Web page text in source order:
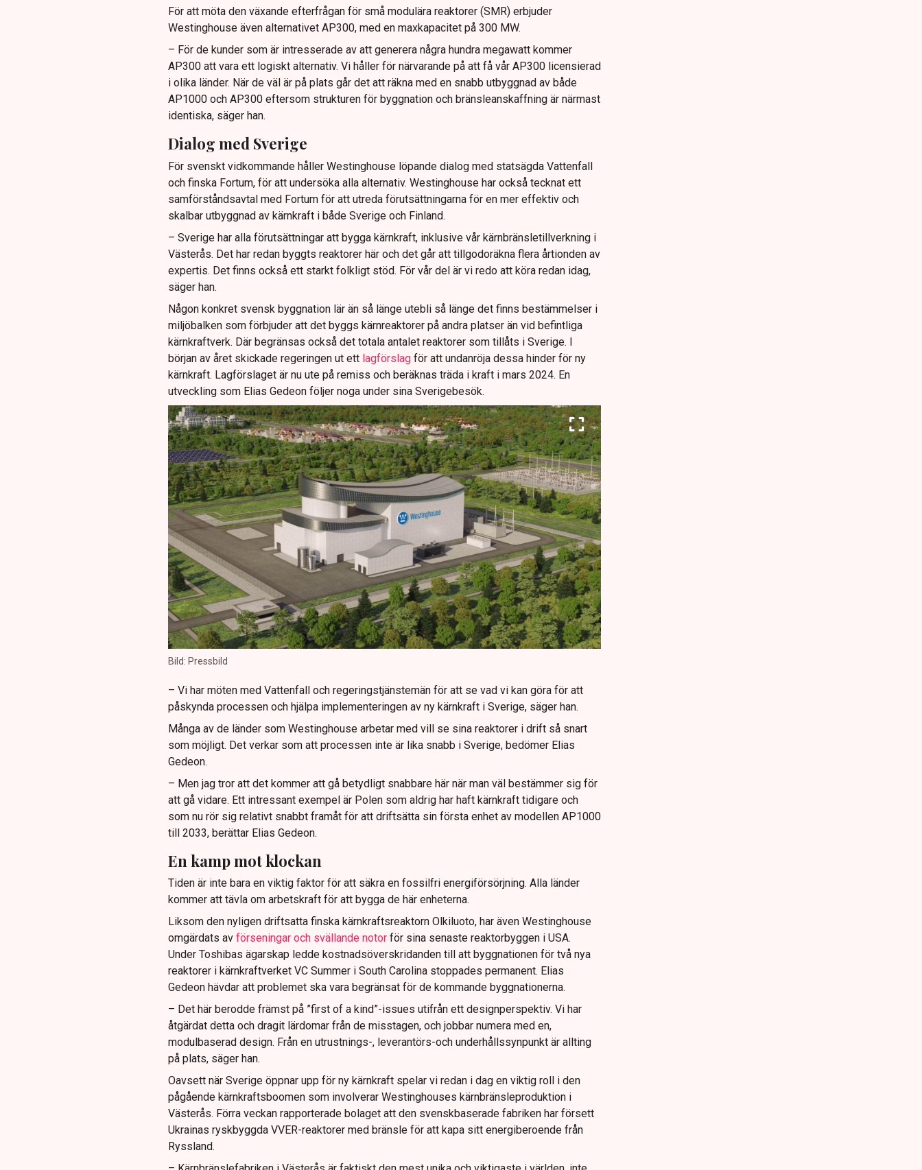
För att möta den växande efterfrågan för små modulära reaktorer (SMR) erbjuder
Westinghouse även alternativet AP300, med en maxkapacitet på 300 MW.
– För de kunder som är intresserade av att generera några hundra megawatt kommer
AP300 att vara ett logiskt alternativ. Vi håller för närvarande på att få vår AP300 licensierad
i olika länder. När de väl är på plats går det att räkna med en snabb utbyggnad av både
AP1000 och AP300 eftersom strukturen för byggnation och bränsleanskaffning är närmast
identiska, säger han.
Dialog med Sverige
För svenskt vidkommande håller Westinghouse löpande dialog med statsägda Vattenfall
och finska Fortum, för att undersöka alla alternativ. Westinghouse har också tecknat ett
samförståndsavtal med Fortum för att utreda förutsättningarna för en mer effektiv och
skalbar utbyggnad av kärnkraft i både Sverige och Finland.
– Sverige har alla förutsättningar att bygga kärnkraft, inklusive vår kärnbränsletillverkning i
Västerås. Det har redan byggts reaktorer här och det går att tillgodoräkna flera årtionden av
expertis. Det finns också ett starkt folkligt stöd. För vår del är vi redo att köra redan idag,
säger han.
Någon konkret svensk byggnation lär än så länge utebli så länge det finns bestämmelser i
miljöbalken som förbjuder att det byggs kärnreaktorer på andra platser än vid befintliga
kärnkraftverk. Där begränsas också det totala antalet reaktorer som tillåts i Sverige. I
början av året skickade regeringen ut ett lagförslag för att undanröja dessa hinder för ny
kärnkraft. Lagförslaget är nu ute på remiss och beräknas träda i kraft i mars 2024. En
utveckling som Elias Gedeon följer noga under sina Sverigebesök.
Bild: Pressbild
– Vi har möten med Vattenfall och regeringstjänstemän för att se vad vi kan göra för att
påskynda processen och hjälpa implementeringen av ny kärnkraft i Sverige, säger han.
Många av de länder som Westinghouse arbetar med vill se sina reaktorer i drift så snart
som möjligt. Det verkar som att processen inte är lika snabb i Sverige, bedömer Elias
Gedeon.
– Men jag tror att det kommer att gå betydligt snabbare här när man väl bestämmer sig för
att gå vidare. Ett intressant exempel är Polen som aldrig har haft kärnkraft tidigare och
som nu rör sig relativt snabbt framåt för att driftsätta sin första enhet av modellen AP1000
till 2033, berättar Elias Gedeon.
En kamp mot klockan
Tiden är inte bara en viktig faktor för att säkra en fossilfri energiförsörjning. Alla länder
kommer att tävla om arbetskraft för att bygga de här enheterna.
Liksom den nyligen driftsatta finska kärnkraftsreaktorn Olkiluoto, har även Westinghouse
omgärdats av förseningar och svällande notorför sina senaste reaktorbyggen i USA.
Under Toshibas ägarskap ledde kostnadsöverskridanden till att byggnationen för två nya
reaktorer i kärnkraftverket VC Summer i South Carolina stoppades permanent. Elias
Gedeon hävdar att problemet ska vara begränsat för de kommande byggnationerna.
– Det här berodde främst på ”first of a kind”-issues utifrån ett designperspektiv. Vi har
åtgärdat detta och dragit lärdomar från de misstagen, och jobbar numera med en,
modulbaserad design. Från en utrustnings-, leverantörs-och underhållssynpunkt är allting
på plats, säger han.
Oavsett när Sverige öppnar upp för ny kärnkraft spelar vi redan i dag en viktig roll i den
pågående kärnkraftsboomen som involverar Westinghouses kärnbränsleproduktion i
Västerås. Förra veckan rapporterade bolaget att den svenskbaserade fabriken har försett
Ukrainas ryskbyggda VVER-reaktorer med bränsle för att kapa sitt energiberoende från
Ryssland.